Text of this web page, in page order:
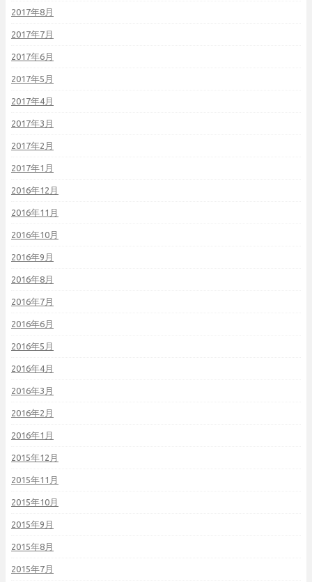
2017年8月
2017年7月
2017年6月
2017年5月
2017年4月
2017年3月
2017年2月
2017年1月
2016年12月
2016年11月
2016年10月
2016年9月
2016年8月
2016年7月
2016年6月
2016年5月
2016年4月
2016年3月
2016年2月
2016年1月
2015年12月
2015年11月
2015年10月
2015年9月
2015年8月
2015年7月